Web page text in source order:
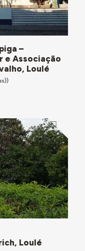
–
e Associação
Loulé
Loulé